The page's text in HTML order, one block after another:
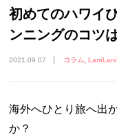
初めてのハワイ
ンニングのコツ
2021.09.07 コラム
海外へひとり旅へ出
か？